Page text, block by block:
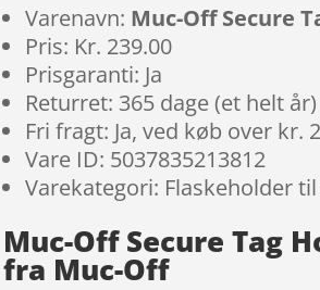
Varenavn: Muc-Off Secure
Pris: Kr. 239.00
Prisgaranti: Ja
Returret: 365 dage (et helt år)
Fri fragt: Ja, ved køb over kr.
Vare ID: 5037835213812
Varekategori: Flaskeholder
Muc-Off Secure Tag
fra Muc-Off